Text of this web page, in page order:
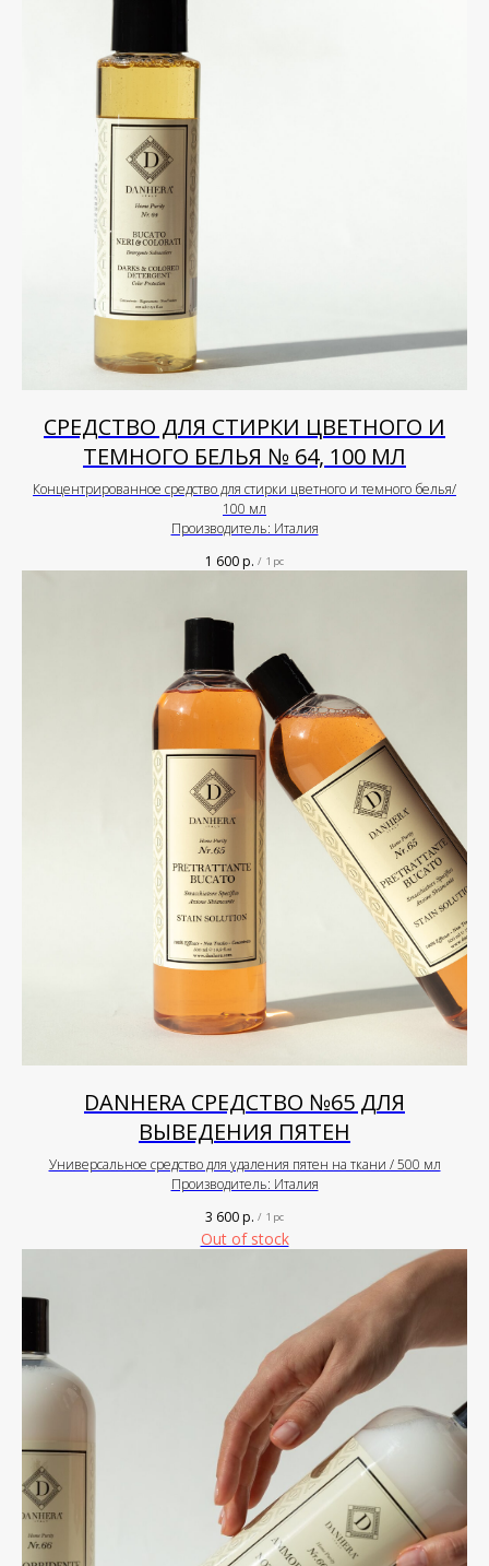
СРЕДСТВО ДЛЯ СТИРКИ ЦВЕТНОГО И
ТЕМНОГО БЕЛЬЯ № 64, 100 МЛ
Концентрированное средство для стирки цветного и темного белья/
100 мл
Производитель: Италия
1 600р. / 1 pc
DANHERA СРЕДСТВО №65 ДЛЯ
ВЫВЕДЕНИЯ ПЯТЕН
Универсальное средство для удаления пятен на ткани / 500 мл
Производитель: Италия
3 600р. / 1 pc
Out of stock